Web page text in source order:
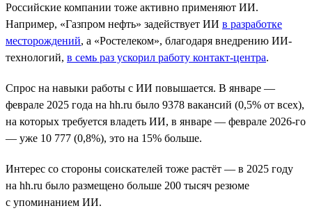
Российские компании тоже активно применяют ИИ.
Например, «Газпром нефть» задействует ИИ в разработке
месторождений, а «Ростелеком», благодаря внедрению ИИ-
технологий, в семь раз ускорил работу контакт-центра.
Спрос на навыки работы с ИИ повышается. В январе —
феврале 2025 года на hh.ru было 9378 вакансий (0,5% от всех),
на которых требуется владеть ИИ, в январе — феврале 2026-го
— уже 10 777 (0,8%), это на 15% больше.
Интерес со стороны соискателей тоже растёт — в 2025 году
на hh.ru было размещено больше 200 тысяч резюме
с упоминанием ИИ.